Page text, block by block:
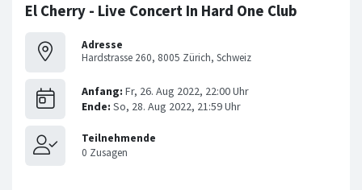
El Cherry - Live Concert In Hard One Club
Adresse
Hardstrasse 260, 8005 Zürich, Schweiz